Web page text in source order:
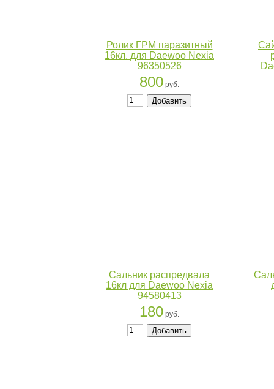
Ролик ГРМ паразитный
16кл. для Daewoo Nexia
96350526
800 руб.
Сальник распредвала
16кл для Daewoo Nexia
94580413
180 руб.